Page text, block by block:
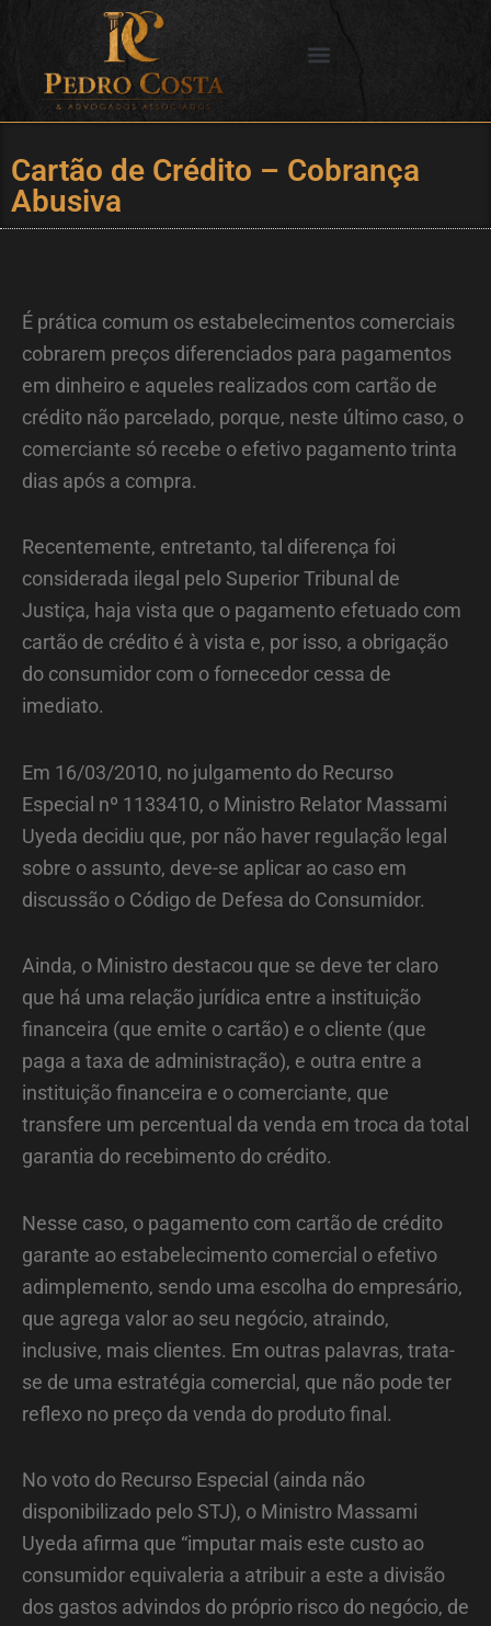
conteúdo
Cartão de Crédito – Cobrança
Abusiva
É prática comum os estabelecimentos comerciais
cobrarem preços diferenciados para pagamentos
em dinheiro e aqueles realizados com cartão de
crédito não parcelado, porque, neste último caso, o
comerciante só recebe o efetivo pagamento trinta
dias após a compra.
Recentemente, entretanto, tal diferença foi
considerada ilegal pelo Superior Tribunal de
Justiça, haja vista que o pagamento efetuado com
cartão de crédito é à vista e, por isso, a obrigação
do consumidor com o fornecedor cessa de
imediato.
Em 16/03/2010, no julgamento do Recurso
Especial nº 1133410, o Ministro Relator Massami
Uyeda decidiu que, por não haver regulação legal
sobre o assunto, deve-se aplicar ao caso em
discussão o Código de Defesa do Consumidor.
Ainda, o Ministro destacou que se deve ter claro
que há uma relação jurídica entre a instituição
financeira (que emite o cartão) e o cliente (que
paga a taxa de administração), e outra entre a
instituição financeira e o comerciante, que
transfere um percentual da venda em troca da total
garantia do recebimento do crédito.
Nesse caso, o pagamento com cartão de crédito
garante ao estabelecimento comercial o efetivo
adimplemento, sendo uma escolha do empresário,
que agrega valor ao seu negócio, atraindo,
inclusive, mais clientes. Em outras palavras, trata-
se de uma estratégia comercial, que não pode ter
reflexo no preço da venda do produto final.
No voto do Recurso Especial (ainda não
disponibilizado pelo STJ), o Ministro Massami
Uyeda afirma que “imputar mais este custo ao
consumidor equivaleria a atribuir a este a divisão
dos gastos advindos do próprio risco do negócio, de